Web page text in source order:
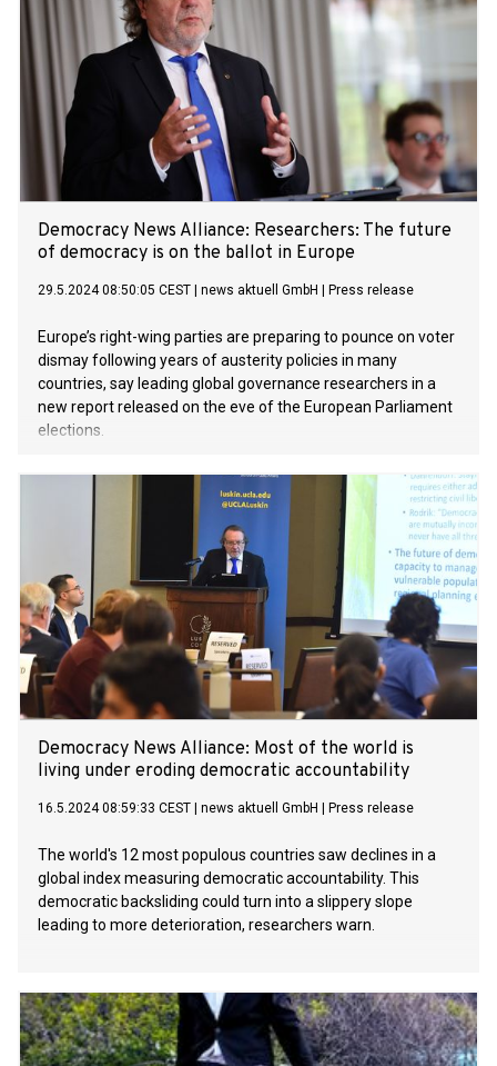
Democracy News Alliance: Researchers: The future
of democracy is on the ballot in Europe
29.5.2024 08:50:05 CEST news aktuell GmbH Press release
Europe’s right-wing parties are preparing to pounce on voter
dismay following years of austerity policies in many
countries, say leading global governance researchers in a
new report released on the eve of the European Parliament
elections.
Democracy News Alliance: Most of the world is
living under eroding democratic accountability
16.5.2024 08:59:33 CEST news aktuell GmbH Press release
The world's 12 most populous countries saw declines in a
global index measuring democratic accountability. This
democratic backsliding could turn into a slippery slope
leading to more deterioration, researchers warn.